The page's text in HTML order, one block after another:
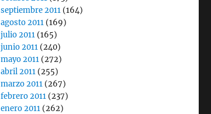
septiembre 2011 (164)
agosto 2011 (169)
julio 2011 (165)
junio 2011 (240)
mayo 2011 (272)
abril 2011 (255)
marzo 2011 (267)
febrero 2011 (237)
enero 2011 (262)